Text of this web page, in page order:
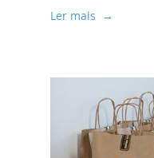
Ler mais →